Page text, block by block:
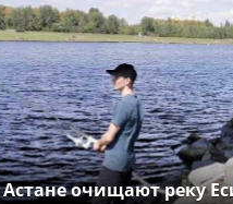
депутатов
узнать свой
участок
собака
найти
18-летнюю
очищают реку